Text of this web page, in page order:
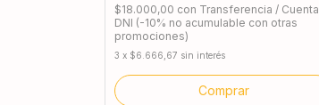
$18.000,00 con Transferencia / Cuenta
DNI (-10% no acumulable con otras
promociones)
3 x $6.666,67 sin interés
Comprar